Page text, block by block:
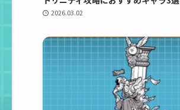
2026.03.02